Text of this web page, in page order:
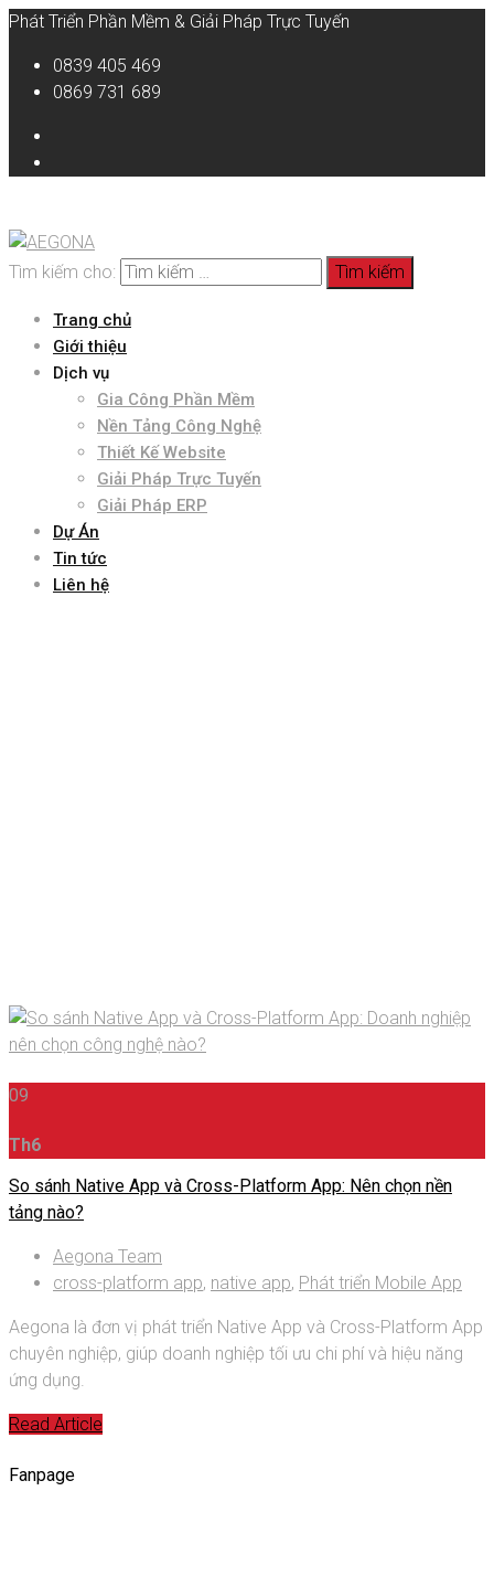
Phát Triển Phần Mềm & Giải Pháp Trực Tuyến
0839 405 469
0869 731 689
Tìm kiếm cho:
Trang chủ
Giới thiệu
Dịch vụ
Gia Công Phần Mềm
Nền Tảng Công Nghệ
Thiết Kế Website
Giải Pháp Trực Tuyến
Giải Pháp ERP
Dự Án
Tin tức
Liên hệ
09
Th6
So sánh Native App và Cross-Platform App: Nên chọn nền
tảng nào?
Aegona Team
cross-platform app, native app, Phát triển Mobile App
Aegona là đơn vị phát triển Native App và Cross-Platform App
chuyên nghiệp, giúp doanh nghiệp tối ưu chi phí và hiệu năng
ứng dụng.
Read Article
Fanpage